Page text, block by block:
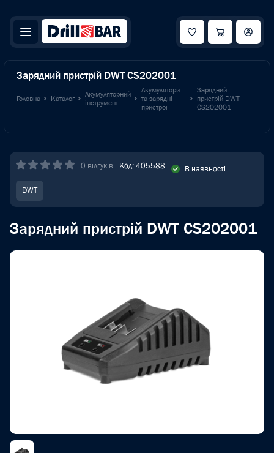
Зарядний пристрій DWT CS202001
Головна Каталог
Акумуляторний
інструмент
Акумулятори
та зарядні
пристрої
Зарядний
пристрій DWT
CS202001
0 відгуків Код: 405588 В наявності
DWT
Зарядний пристрій DWT CS202001